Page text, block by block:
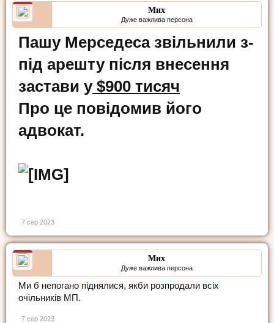
Мих
Дуже важлива персона
Пашу Мерседеса звільнили з-
під арешту після внесення
застави у$900 тисяч
Про це повідомив його
адвокат.
7 сер 2023
Мих
Дуже важлива персона
Ми б непогано піднялися, якби розпродали всіх
очільників МП.
7 сер 2023